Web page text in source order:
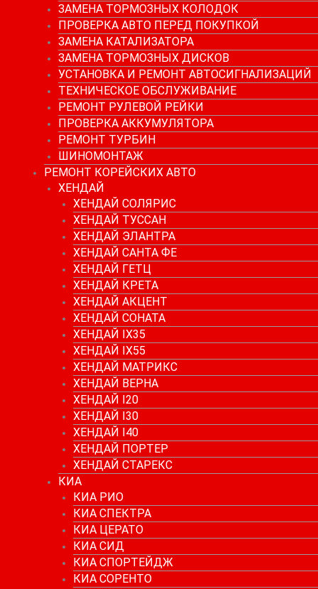
ЗАМЕНА ТОРМОЗНЫХ КОЛОДОК
ПРОВЕРКА АВТО ПЕРЕД ПОКУПКОЙ
ЗАМЕНА КАТАЛИЗАТОРА
ЗАМЕНА ТОРМОЗНЫХ ДИСКОВ
УСТАНОВКА И РЕМОНТ АВТОСИГНАЛИЗАЦИЙ
ТЕХНИЧЕСКОЕ ОБСЛУЖИВАНИЕ
РЕМОНТ РУЛЕВОЙ РЕЙКИ
ПРОВЕРКА АККУМУЛЯТОРА
РЕМОНТ ТУРБИН
ШИНОМОНТАЖ
РЕМОНТ КОРЕЙСКИХ АВТО
ХЕНДАЙ
ХЕНДАЙ СОЛЯРИС
ХЕНДАЙ ТУССАН
ХЕНДАЙ ЭЛАНТРА
ХЕНДАЙ САНТА ФЕ
ХЕНДАЙ ГЕТЦ
ХЕНДАЙ КРЕТА
ХЕНДАЙ АКЦЕНТ
ХЕНДАЙ СОНАТА
ХЕНДАЙ IX35
ХЕНДАЙ IX55
ХЕНДАЙ МАТРИКС
ХЕНДАЙ ВЕРНА
ХЕНДАЙ I20
ХЕНДАЙ I30
ХЕНДАЙ I40
ХЕНДАЙ ПОРТЕР
ХЕНДАЙ СТАРЕКС
КИА
КИА РИО
КИА СПЕКТРА
КИА ЦЕРАТО
КИА СИД
КИА СПОРТЕЙДЖ
КИА СОРЕНТО